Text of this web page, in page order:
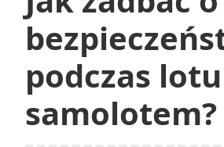
podczas lotu
samolotem?